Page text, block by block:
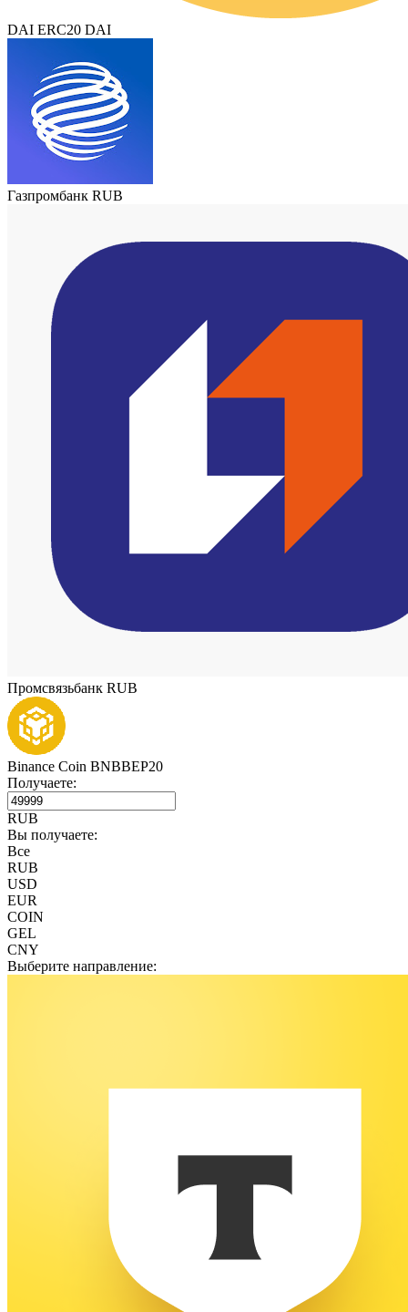
DAI ERC20 DAI
Газпромбанк RUB
Промсвязьбанк RUB
Binance Coin BNBBEP20
Получаете:
RUB
Вы получаете:
Все
RUB
USD
EUR
COIN
GEL
CNY
Выберите направление: